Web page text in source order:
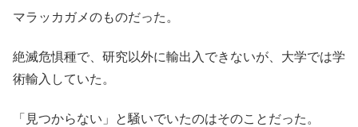
マラッカガメのものだった。
絶滅危惧種で、研究以外に輸出入できないが、大学では学
術輸入していた。
「見つからない」と騒いでいたのはそのことだった。